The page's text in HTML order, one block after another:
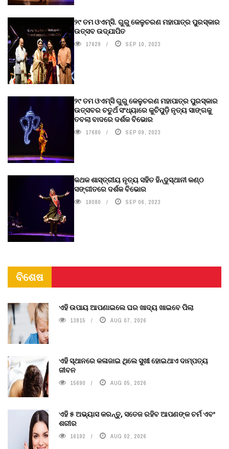
୨୯ ତମ ଓଏମ୍‌ସି. ଗୁରୁ କେଳୁଚରଣ ମହାପାତ୍ର ପୁରସ୍କାର
ଉତ୍ସବ ଉଦ୍‍ଯାପିତ
17629 SEP 10, 2023
୨୯ ତମ ଓଏମ୍‌ସି ଗୁରୁ କେଳୁଚରଣ ମହାପାତ୍ର ପୁରସ୍କାର
ଉତ୍ସବର ଚତୁର୍ଥ ସଂଧ୍ୟାରେ କୁଚିପୁଡ଼ି ନୃତ୍ୟ ସାଙ୍ଗକୁ
ତବଲା ବାଦରେ ଦର୍ଶକ ବିଭୋର
17680 SEP 09, 2023
କଥକ ଶାସ୍ତ୍ରୀୟ ନୃତ୍ୟ ସହିତ ହିନ୍ଦୁସ୍ଥାନୀ କଣ୍ଠ
ସଙ୍ଗୀତରେ ଦର୍ଶକ ବିଭୋର
18080 SEP 06, 2023
ବିଶେଷ
ଏହି ଉପାୟ ଆପଣାଇଲେ ଘର ଖାଦ୍ୟ ଖାଇବେ ପିଲା
13815 AUG 07, 2026
ଏହି ସ୍ଥାନରେ କଳାଜାଇ ଥିଲେ ସୁଖୀ ହୋଇଥାଏ ଦାମ୍ପତ୍ୟ
ଜୀବନ
15690 AUG 05, 2026
ଏହି ୫ ଅଭ୍ୟାସ କରନ୍ତୁ, ସତେଜ ରହିବ ଆପଣଙ୍କ ଚର୍ମ ଏବଂ
ଶରୀର
16192 AUG 02, 2026